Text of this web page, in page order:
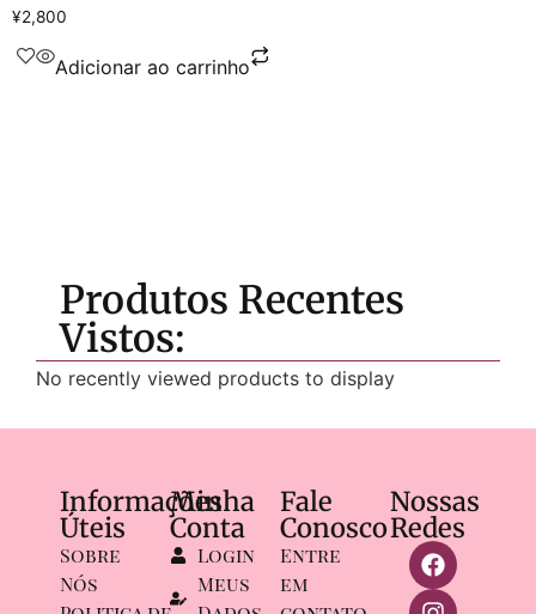
¥2,800
Adicionar ao carrinho
Produtos Recentes
Vistos:
No recently viewed products to display
Informações
Úteis
Sobre
Nós
Minha
Conta
Login
Meus
Fale
Conosco
Entre
em
Nossas
Redes